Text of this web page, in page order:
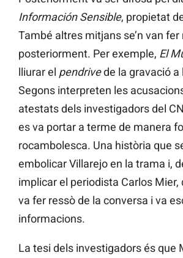
Información Sensible, propietat
També altres mitjans se’n van fer
posteriorment. Per exemple, El
lliurar el pendrivede la gravació a
Segons interpreten les
atestats dels investigadors del
es va portar a terme de manera
rocambolesca. Una història que
embolicar Villarejo en la trama i,
implicar el periodista Carlos Mier,
va fer ressò de la conversa i va
informacions.
La tesi dels investigadors és que